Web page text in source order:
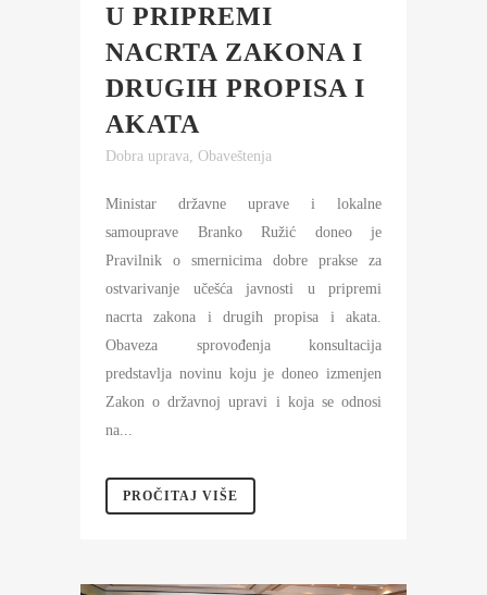
U PRIPREMI
NACRTA ZAKONA I
DRUGIH PROPISA I
AKATA
Dobra uprava Obaveštenja
Ministar državne uprave i lokalne
samouprave Branko Ružić doneo je
Pravilnik o smernicima dobre prakse za
ostvarivanje učešća javnosti u pripremi
nacrta zakona i drugih propisa i akata.
Obaveza sprovođenja konsultacija
predstavlja novinu koju je doneo izmenjen
Zakon o državnoj upravi i koja se odnosi
na...
PROČITAJ VIŠE